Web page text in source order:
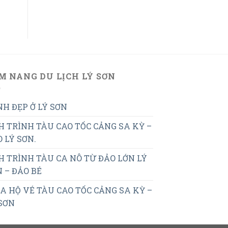
NANG DU LỊCH LÝ SƠN
ĐẸP Ở LÝ SƠN
TRÌNH TÀU CAO TỐC CẢNG SA KỲ –
LÝ SƠN.
TRÌNH TÀU CA NÔ TỪ ĐẢO LỚN LÝ
– ĐẢO BÉ
HỘ VÉ TÀU CAO TỐC CẢNG SA KỲ –